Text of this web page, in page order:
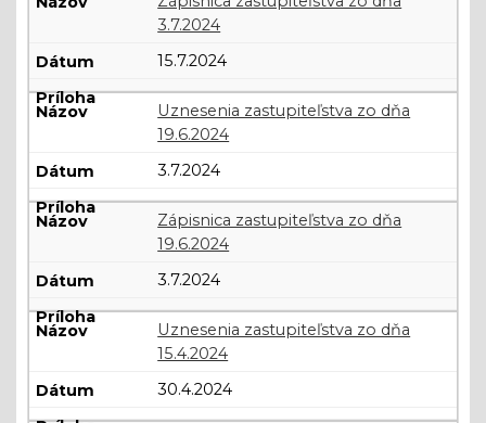
OZ
3.7.2024
15.7.2024
Uznesenia zastupiteľstva zo dňa
19.6.2024
3.7.2024
Zápisnica zastupiteľstva zo dňa
19.6.2024
3.7.2024
Uznesenia zastupiteľstva zo dňa
15.4.2024
30.4.2024